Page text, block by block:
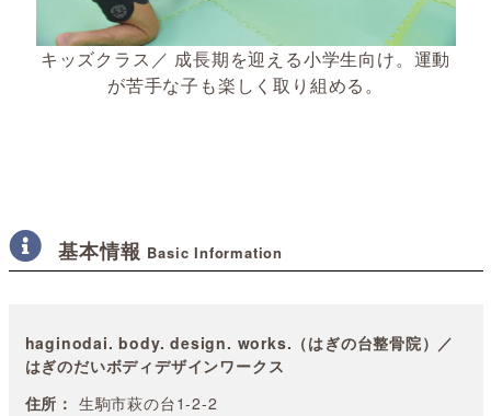
キッズクラス／ 成長期を迎える小学生向け。運動
が苦手な子も楽しく取り組める。
基本情報 Basic Information
haginodai. body. design. works.（はぎの台整骨院）／
はぎのだいボディデザインワークス
住所： 生駒市萩の台1-2-2